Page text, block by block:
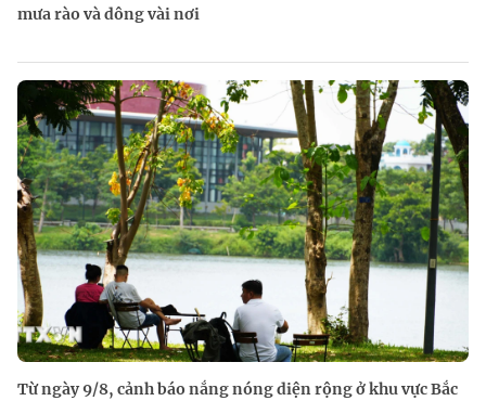
mưa rào và dông vài nơi
Từ ngày 9/8, cảnh báo nắng nóng diện rộng ở khu vực Bắc